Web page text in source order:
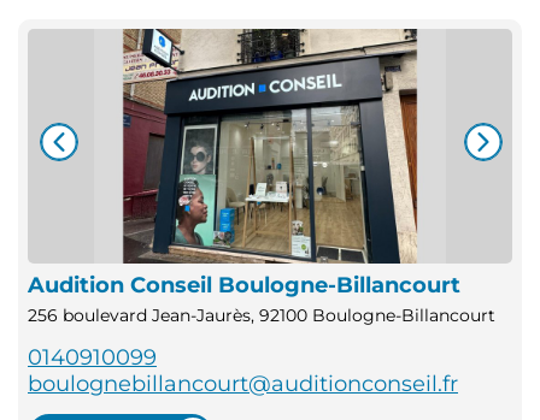
Audition Conseil Boulogne-Billancourt
256 boulevard Jean-Jaurès, 92100 Boulogne-Billancourt
0140910099
boulognebillancourt@auditionconseil.fr